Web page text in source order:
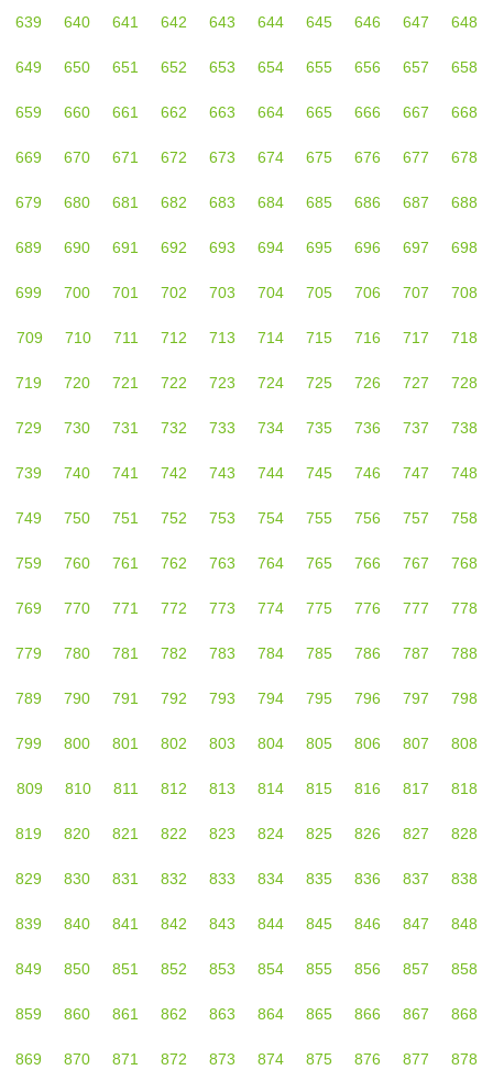
639 640 641 642 643 644 645 646 647 648
649 650 651 652 653 654 655 656 657 658
659 660 661 662 663 664 665 666 667 668
669 670 671 672 673 674 675 676 677 678
679 680 681 682 683 684 685 686 687 688
689 690 691 692 693 694 695 696 697 698
699 700 701 702 703 704 705 706 707 708
709 710 711 712 713 714 715 716 717 718
719 720 721 722 723 724 725 726 727 728
729 730 731 732 733 734 735 736 737 738
739 740 741 742 743 744 745 746 747 748
749 750 751 752 753 754 755 756 757 758
759 760 761 762 763 764 765 766 767 768
769 770 771 772 773 774 775 776 777 778
779 780 781 782 783 784 785 786 787 788
789 790 791 792 793 794 795 796 797 798
799 800 801 802 803 804 805 806 807 808
809 810 811 812 813 814 815 816 817 818
819 820 821 822 823 824 825 826 827 828
829 830 831 832 833 834 835 836 837 838
839 840 841 842 843 844 845 846 847 848
849 850 851 852 853 854 855 856 857 858
859 860 861 862 863 864 865 866 867 868
869 870 871 872 873 874 875 876 877 878